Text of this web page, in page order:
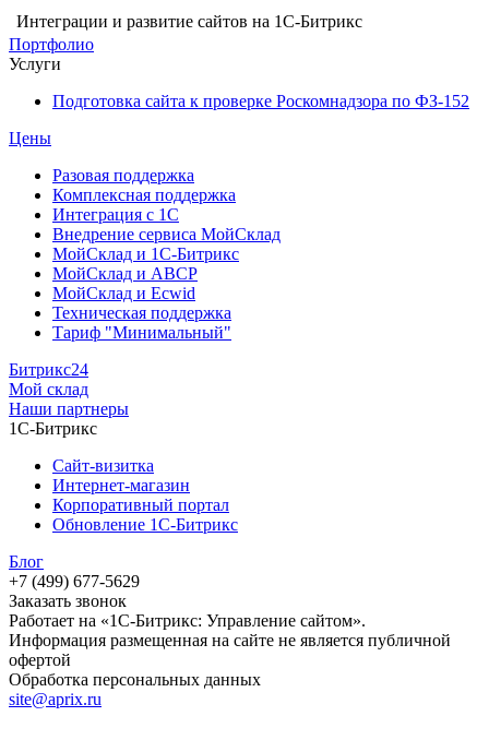
Интеграции и развитие сайтов на 1С-Битрикс
Портфолио
Услуги
Подготовка сайта к проверке Роскомнадзора по ФЗ-152
Цены
Разовая поддержка
Комплексная поддержка
Интеграция с 1С
Внедрение сервиса МойСклад
МойСклад и 1С-Битрикс
МойСклад и ABCP
МойСклад и Ecwid
Техническая поддержка
Тариф "Минимальный"
Битрикс24
Мой склад
Наши партнеры
1С-Битрикс
Сайт-визитка
Интернет-магазин
Корпоративный портал
Обновление 1С-Битрикс
Блог
+7 (499) 677-5629
Заказать звонок
Работает на «1С-Битрикс: Управление сайтом».
Информация размещенная на сайте не является публичной
офертой
Обработка персональных данных
site@aprix.ru